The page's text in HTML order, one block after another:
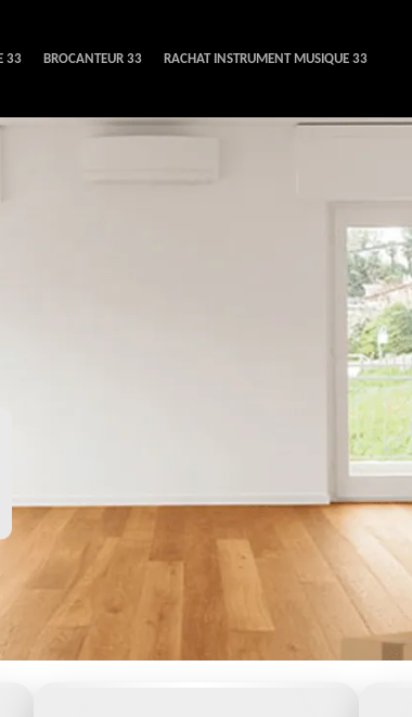
33 BROCANTEUR 33 RACHAT INSTRUMENT MUSIQUE 33